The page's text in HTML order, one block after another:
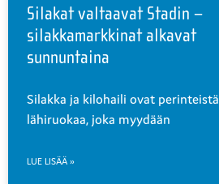
Silakat valtaavat Stadin –
silakkamarkkinat alkavat
sunnuntaina
Silakka ja kilohaili ovat perinteistä
lähiruokaa, joka myydään
LUE LISÄÄ »